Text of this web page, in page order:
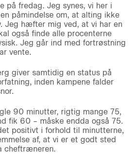
på fredag. Jeg synes, vi her i
påmindelse om, at alting ikke
Jeg hæfter mig ved, at vi har en
også finde alle procenterne
Jeg går ind med fortrøstning
vente.
giver samtidig en status på
inden kampene falder
90 minutter, rigtig mange 75,
fik 60 – måske endda også 75.
positivt i forhold til minutterne,
af, at vi er et godt sted
cheftræneren.